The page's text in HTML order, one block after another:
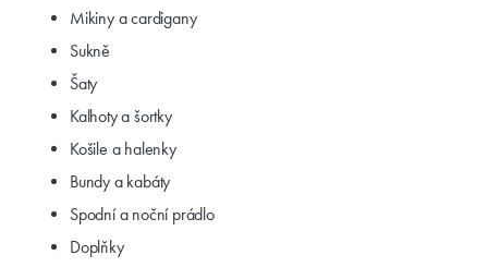
Mikiny a cardigany
Sukně
Šaty
Kalhoty a šortky
Košile a halenky
Bundy a kabáty
Spodní a noční prádlo
Doplňky